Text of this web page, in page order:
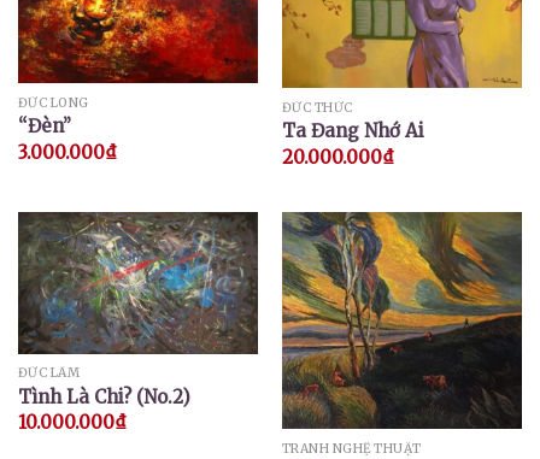
ĐỨC LONG
“Đèn”
3.000.000₫
ĐỨC THỨC
Ta Đang Nhớ Ai
20.000.000₫
ĐỨC LÂM
Tình Là Chi? (No.2)
10.000.000₫
TRANH NGHỆ THUẬT